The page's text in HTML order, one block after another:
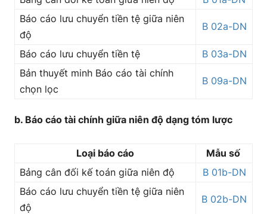
Báo cáo lưu chuyển tiền tệ giữa niên
độ
B 02a-DN
Báo cáo lưu chuyển tiền tệ
B 03a-DN
Bản thuyết minh Báo cáo tài chính
chọn lọc
B 09a-DN
b. Báo cáo tài chính giữa niên độ dạng tóm lược
Loại báo cáo
Mẫu số
Bảng cân đối kế toán giữa niên độ
B 01b-DN
Báo cáo lưu chuyển tiền tệ giữa niên
độ
B 02b-DN